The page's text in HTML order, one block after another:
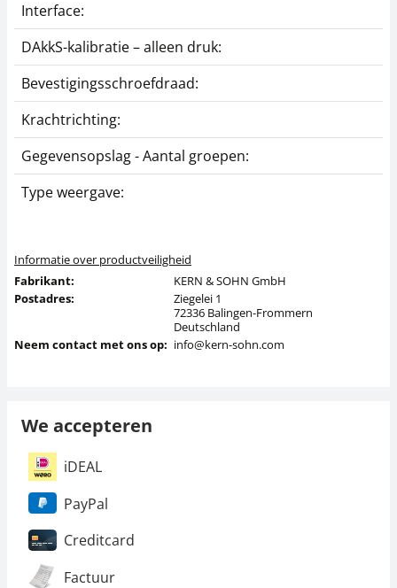
Interface:
DAkkS-kalibratie – alleen druk:
Bevestigingsschroefdraad:
Krachtrichting:
Gegevensopslag - Aantal groepen:
Type weergave:
Informatie over productveiligheid
Fabrikant:
KERN & SOHN GmbH
Postadres:
Ziegelei 1
72336 Balingen-Frommern
Deutschland
Neem contact met ons op: info@kern-sohn.com
We accepteren
iDEAL
PayPal
Creditcard
Factuur